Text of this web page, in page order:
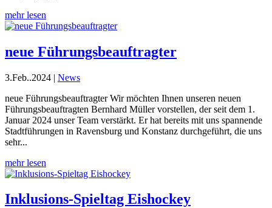
mehr lesen
neue Führungsbeauftragter
3.Feb..2024 | News
neue Führungsbeauftragter Wir möchten Ihnen unseren neuen
Führungsbeauftragten Bernhard Müller vorstellen, der seit dem 1.
Januar 2024 unser Team verstärkt. Er hat bereits mit uns spannende
Stadtführungen in Ravensburg und Konstanz durchgeführt, die uns
sehr...
mehr lesen
Inklusions-Spieltag Eishockey